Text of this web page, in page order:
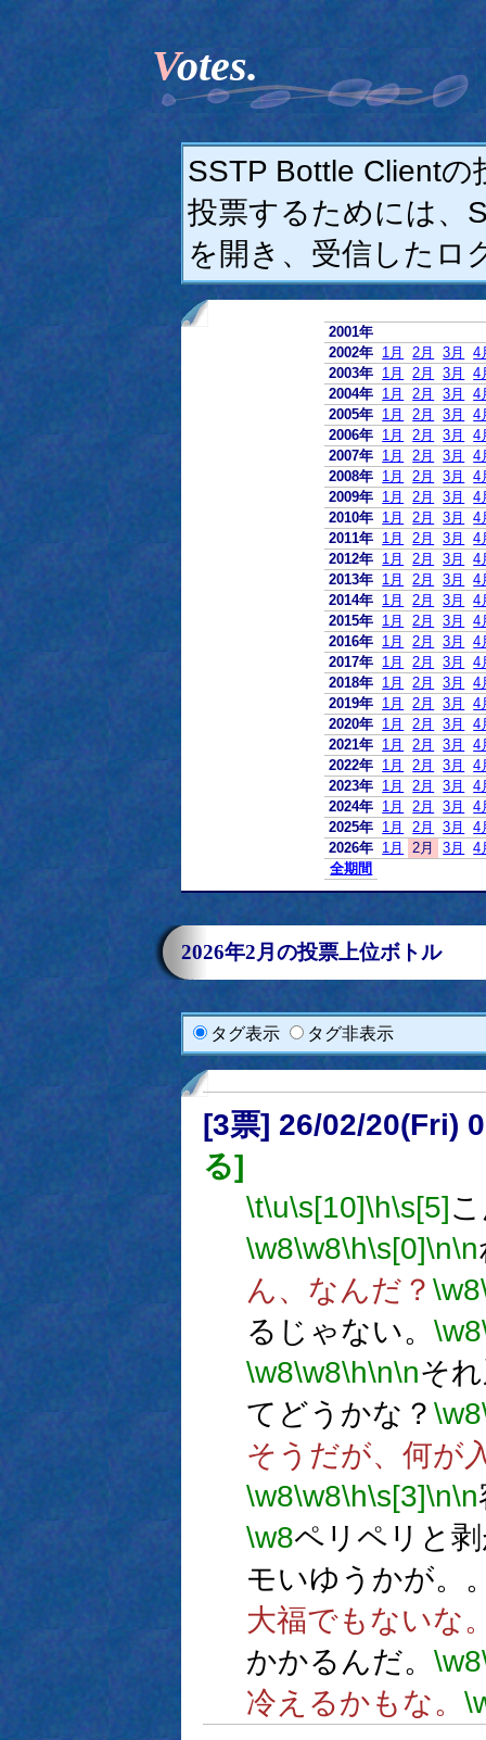
Votes.
SSTP Bottle Client
投票するためには、
を開き、受信したロ
2001年
2002年 1月 2月 3月
4
2003年 1月 2月 3月
4
2004年 1月 2月 3月
4
2005年 1月 2月 3月
4
2006年 1月 2月 3月
4
2007年 1月 2月 3月
4
2008年 1月 2月 3月
4
2009年 1月 2月 3月
4
2010年 1月 2月 3月
4
2011年 1月 2月 3月
4
2012年 1月 2月 3月
4
2013年 1月 2月 3月
4
2014年 1月 2月 3月
4
2015年 1月 2月 3月
4
2016年 1月 2月 3月
4
2017年 1月 2月 3月
4
2018年 1月 2月 3月
4
2019年 1月 2月 3月
4
2020年 1月 2月 3月
4
2021年 1月 2月 3月
4
2022年 1月 2月 3月
4
2023年 1月 2月 3月
4
2024年 1月 2月 3月
4
2025年 1月 2月 3月
4
2026年 1月 2月 3月
4
全期間
2026年2月の投票上位ボトル
タグ表示 タグ非表示
[3票] 26/02/20(Fri)
る]
\t\u\s[10]\h\s[5]
\w8\w8\h\s[0]\n\n
ん、なんだ？ \w8
るじゃない。 \w8
\w8\w8\h\n\nそ
てどうかな？ \w8
そうだが、何が
\w8\w8\h\s[3]\n\n
\w8ペリペリと
モいゆうかが。
大福でもないな
かかるんだ。 \w8
冷えるかもな。